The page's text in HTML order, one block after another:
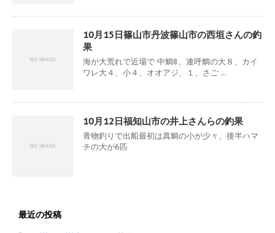
10月15日篠山市丹波篠山市の西垣さんの釣
果
海が大荒れで近場で 中鯛8、連呼鯛の大８、カイ
ワレ大４、小４、オオアジ、１、さご ...
10月12日福知山市の井上さんらの釣果
青物釣りで出船最初は真鯛の小が少々、後半ハマ
チの大が6匹
最近の投稿